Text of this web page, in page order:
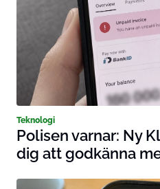
Teknologi
Polisen varnar: Ny
dig att godkänna